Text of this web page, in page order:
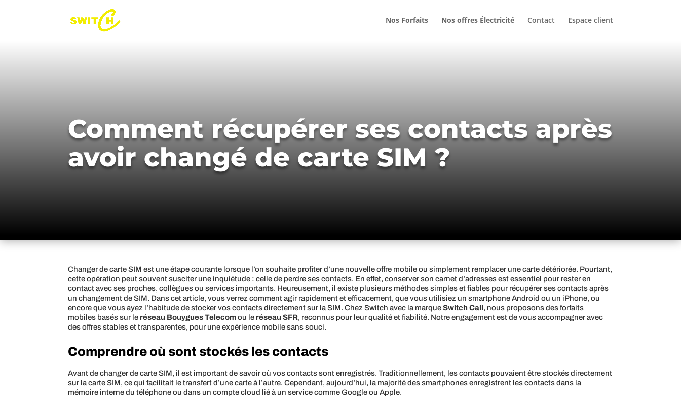
Nos Forfaits Nos offres Électricité Contact Espace client
Comment récupérer ses contacts après
avoir changé de carte SIM ?
Changer de carte SIM est une étape courante lorsque l’on souhaite profiter d’une nouvelle offre mobile ou simplement remplacer une carte détériorée. Pourtant,
cette opération peut souvent susciter une inquiétude : celle de perdre ses contacts. En effet, conserver son carnet d’adresses est essentiel pour rester en
contact avec ses proches, collègues ou services importants. Heureusement, il existe plusieurs méthodes simples et fiables pour récupérer ses contacts après
un changement de SIM. Dans cet article, vous verrez comment agir rapidement et efficacement, que vous utilisiez un smartphone Android ou un iPhone, ou
encore que vous ayez l’habitude de stocker vos contacts directement sur la SIM. Chez Switch avec la marqueSwitch Call, nous proposons des forfaits
mobiles basés sur le réseau Bouygues Telecomou le réseau SFR, reconnus pour leur qualité et fiabilité. Notre engagement est de vous accompagner avec
des offres stables et transparentes, pour une expérience mobile sans souci.
Comprendre où sont stockés les contacts
Avant de changer de carte SIM, il est important de savoir où vos contacts sont enregistrés. Traditionnellement, les contacts pouvaient être stockés directement
sur la carte SIM, ce qui facilitait le transfert d’une carte à l’autre. Cependant, aujourd’hui, la majorité des smartphones enregistrent les contacts dans la
mémoire interne du téléphone ou dans un compte cloud lié à un service comme Google ou Apple.